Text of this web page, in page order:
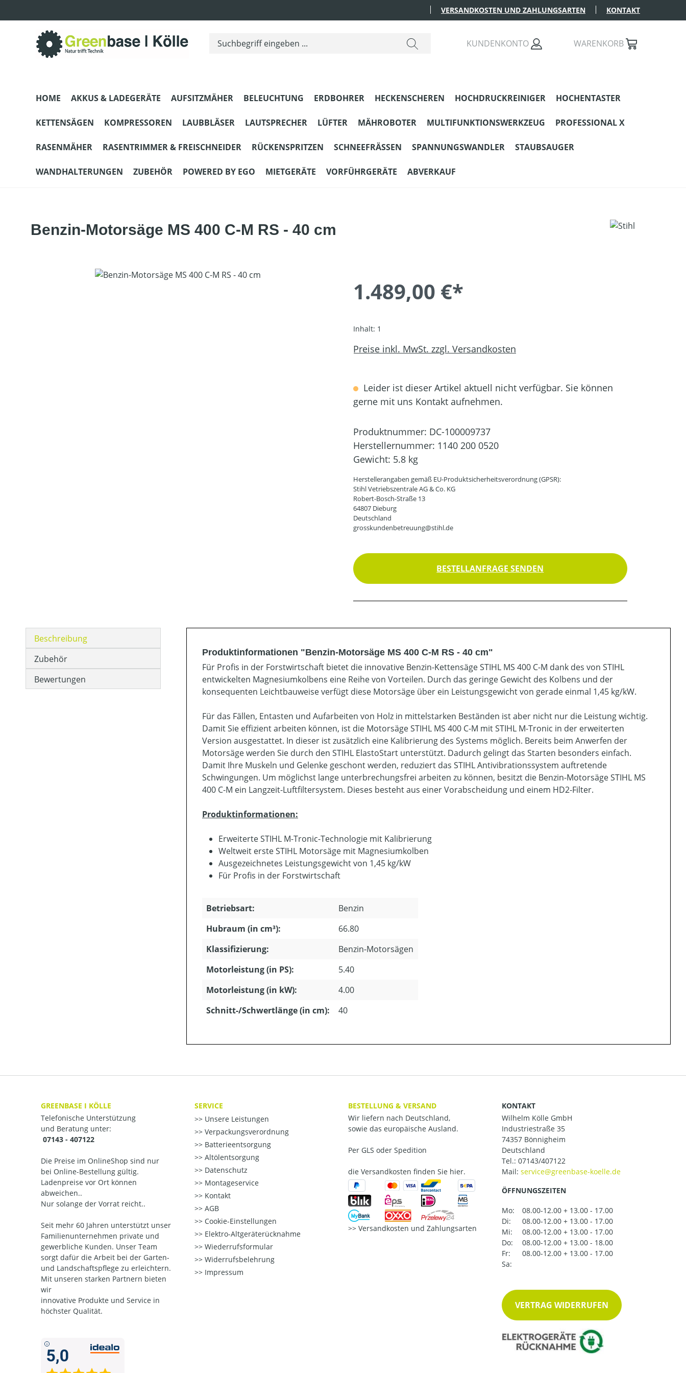
VERSANDKOSTEN UND ZAHLUNGSARTEN KONTAKT
KUNDENKONTO WARENKORB
HOME AKKUS & LADEGERÄTE AUFSITZMÄHER BELEUCHTUNG ERDBOHRER HECKENSCHEREN HOCHDRUCKREINIGER HOCHENTASTER
KETTENSÄGEN KOMPRESSOREN LAUBBLÄSER LAUTSPRECHER LÜFTER MÄHROBOTER MULTIFUNKTIONSWERKZEUG PROFESSIONAL X
RASENMÄHER RASENTRIMMER & FREISCHNEIDER RÜCKENSPRITZEN SCHNEEFRÄSSEN SPANNUNGSWANDLER STAUBSAUGER
WANDHALTERUNGEN ZUBEHÖR POWERED BY EGO MIETGERÄTE VORFÜHRGERÄTE ABVERKAUF
Benzin-Motorsäge MS 400 C-M RS - 40 cm
Bildergalerie überspringen
1.489,00 €*
Inhalt: 1
Preise inkl. MwSt. zzgl. Versandkosten
Leider ist dieser Artikel aktuell nicht verfügbar. Sie können
gerne mit uns Kontakt aufnehmen.
Produktnummer: DC-100009737
Herstellernummer: 1140 200 0520
Gewicht: 5.8 kg
Herstellerangaben gemäß EU-Produktsicherheitsverordnung (GPSR):
Stihl Vetriebszentrale AG & Co. KG
Robert-Bosch-Straße 13
64807 Dieburg
Deutschland
grosskundenbetreuung@stihl.de
BESTELLANFRAGE SENDEN
Beschreibung
Zubehör
Bewertungen
Produktinformationen "Benzin-Motorsäge MS 400 C-M RS - 40 cm"
Für Profis in der Forstwirtschaft bietet die innovative Benzin-Kettensäge STIHL MS 400 C-M dank des von STIHL
entwickelten Magnesiumkolbens eine Reihe von Vorteilen. Durch das geringe Gewicht des Kolbens und der
konsequenten Leichtbauweise verfügt diese Motorsäge über ein Leistungsgewicht von gerade einmal 1,45 kg/kW.
Für das Fällen, Entasten und Aufarbeiten von Holz in mittelstarken Beständen ist aber nicht nur die Leistung wichtig.
Damit Sie effizient arbeiten können, ist die Motorsäge STIHL MS 400 C-M mit STIHL M-Tronic in der erweiterten
Version ausgestattet. In dieser ist zusätzlich eine Kalibrierung des Systems möglich. Bereits beim Anwerfen der
Motorsäge werden Sie durch den STIHL ElastoStart unterstützt. Dadurch gelingt das Starten besonders einfach.
Damit Ihre Muskeln und Gelenke geschont werden, reduziert das STIHL Antivibrationssystem auftretende
Schwingungen. Um möglichst lange unterbrechungsfrei arbeiten zu können, besitzt die Benzin-Motorsäge STIHL MS
400 C-M ein Langzeit-Luftfiltersystem. Dieses besteht aus einer Vorabscheidung und einem HD2-Filter.
Produktinformationen:
Erweiterte STIHL M-Tronic-Technologie mit Kalibrierung
Weltweit erste STIHL Motorsäge mit Magnesiumkolben
Ausgezeichnetes Leistungsgewicht von 1,45 kg/kW
Für Profis in der Forstwirtschaft
Betriebsart:
Benzin
Hubraum (in cm³):
66.80
Klassifizierung:
Benzin-Motorsägen
Motorleistung (in PS):
5.40
Motorleistung (in kW):
4.00
Schnitt-/Schwertlänge (in cm):
40
GREENBASE I KÖLLE
Telefonische Unterstützung
und Beratung unter:
07143 - 407122
Die Preise im OnlineShop sind nur
bei Online-Bestellung gültig.
Ladenpreise vor Ort können
abweichen..
Nur solange der Vorrat reicht..
Seit mehr 60 Jahren unterstützt unser
Familienunternehmen private und
gewerbliche Kunden. Unser Team
sorgt dafür die Arbeit bei der Garten-
und Landschaftspflege zu erleichtern.
Mit unseren starken Partnern bieten
wir
innovative Produkte und Service in
höchster Qualität.
SERVICE
Unsere Leistungen
Verpackungsverordnung
Batterieentsorgung
Altölentsorgung
Datenschutz
Montageservice
Kontakt
AGB
Cookie-Einstellungen
Elektro-Altgeräterücknahme
Wiederrufsformular
Widerrufsbelehrung
Impressum
BESTELLUNG & VERSAND
Wir liefern nach Deutschland,
sowie das europäische Ausland.
Per GLS oder Spedition
die Versandkosten finden Sie hier.
Versandkosten und Zahlungsarten
KONTAKT
Wilhelm Kölle GmbH
Industriestraße 35
74357 Bönnigheim
Deutschland
Tel.: 07143/407122
Mail:
ÖFFNUNGSZEITEN
Mo:
08.00-12.00 + 13.00 - 17.00
Di:
08.00-12.00 + 13.00 - 17.00
Mi:
08.00-12.00 + 13.00 - 17.00
Do:
08.00-12.00 + 13.00 - 18.00
Fr:
08.00-12.00 + 13.00 - 17.00
Sa:
VERTRAG WIDERRUFEN